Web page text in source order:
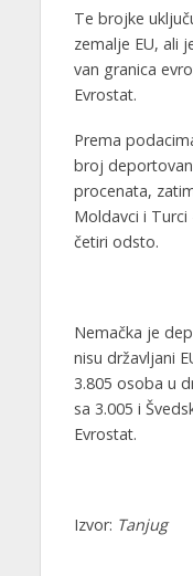
Te brojke
zemalje EU, ali
van granica
Evrostat.
Prema
broj
procenata,
Moldavci i
četiri odsto.
Nemačka je
nisu državljani
3.805 osoba u
sa 3.005 i
Evrostat.
Izvor: Tanjug